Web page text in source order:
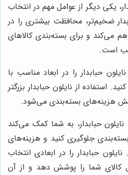
یکی دیگر از عوامل مهم در انتخاب
ضخیم‌تر، محافظت بیشتری را در
می‌کند و برای بسته‌بندی کالاهای
است.
نایلون حبابدار را در ابعاد مناسب با
استفاده از نایلون حبابدار بزرگتر
هزینه‌های بسته‌بندی می‌شود.
حبابدار، به شما کمک می‌کند
جلوگیری کنید و هزینه‌های
حبابدار را در ابعادی انتخاب
کالای شما را پوشش دهد و از آن